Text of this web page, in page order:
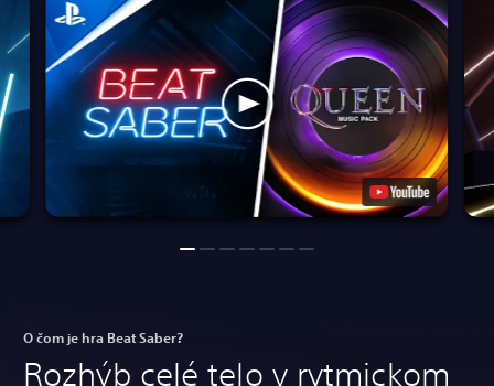
O čom je hra Beat Saber?
Rozhýb celé telo v rytmickom